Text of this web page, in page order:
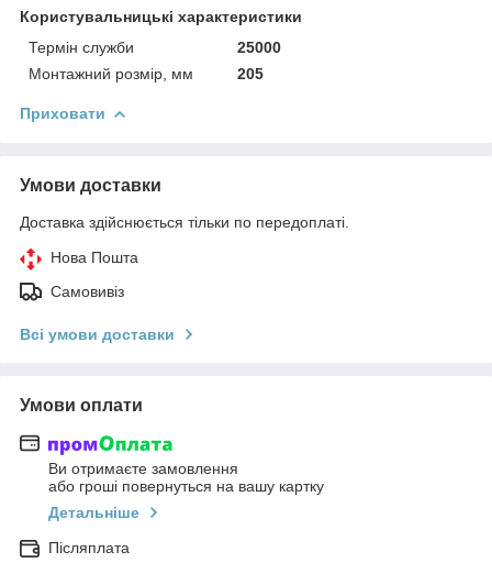
Користувальницькі характеристики
Термін служби
25000
Монтажний розмір, мм
205
Приховати
Умови доставки
Доставка здійснюється тільки по передоплаті.
Нова Пошта
Самовивіз
Всі умови доставки
Умови оплати
Ви отримаєте замовлення
або гроші повернуться на вашу картку
Детальніше
Післяплата